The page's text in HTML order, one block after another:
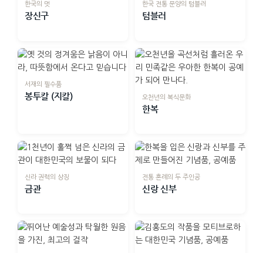
한국의 멋
장신구
한국 전통 문양의 텀블러
텀블러
서재의 필수품
봉투칼 (지칼) 오천년의 복식문화
한복
신라 권력의 상징
금관
전통 혼례의 두 주인공
신랑 신부